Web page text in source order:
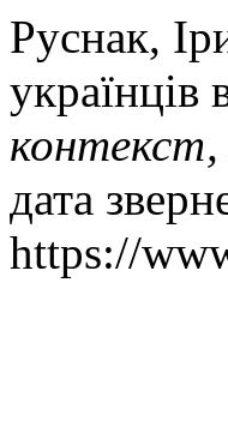
Руснак,
українців
контекст,
дата
https://